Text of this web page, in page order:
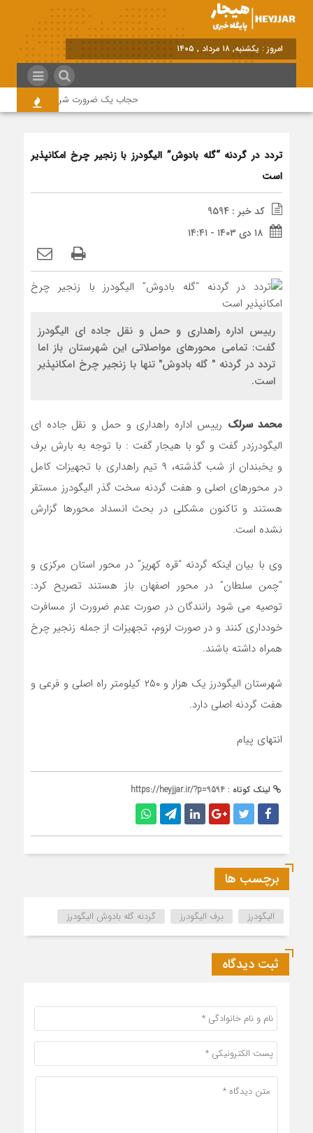
امروز : یکشنبه, ۱۸ مرداد , ۱۴۰۵
حجاب یک ضرورت شرعی قانونی و همه
تردد در گردنه “گله بادوش” الیگودرز با زنجیر چرخ امکانپذیر
است
کد خبر : 9594
۱۸ دی ۱۴۰۳ - ۱۴:۴۱
رییس اداره راهداری و حمل و نقل جاده ای الیگودرز
گفت: تمامی محورهای مواصلاتی این شهرستان باز اما
تردد در گردنه " گله بادوش" تنها با زنجیر چرخ امکانپذیر
است.
محمد سرلک رییس اداره راهداری و حمل و نقل جاده ای
الیگودرزدر گفت و گو با هیجار گفت : با توجه به بارش برف
و یخبندان از شب گذشته، ۹ تیم راهداری با تجهیزات کامل
در محورهای اصلی و هفت گردنه سخت گذر الیگودرز مستقر
هستند و تاکنون مشکلی در بحث انسداد محورها گزارش
نشده است.
وی با بیان اینکه گردنه “قره کهریز” در محور استان مرکزی و
“چمن سلطان” در محور اصفهان باز هستند تصریح کرد:
توصیه می شود رانندگان در صورت عدم ضرورت از مسافرت
خودداری کنند و در صورت لزوم، تجهیزات از جمله زنجیر چرخ
همراه داشته باشند.
شهرستان الیگودرز یک هزار و ۲۵۰ کیلومتر راه اصلی و فرعی و
هفت گردنه اصلی دارد.
انتهای پیام
لینک کوتاه : https://heyjjar.ir/?p=9594
برچسب ها
الیگودرز برف الیگودرز گردنه گله بادوش الیگودرز
ثبت دیدگاه